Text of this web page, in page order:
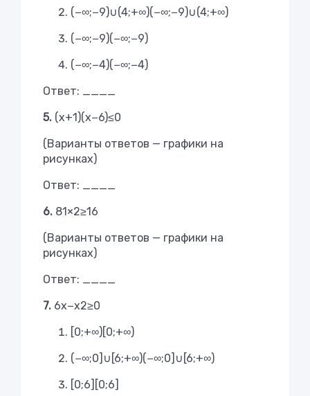
(−∞;−9)∪(4;+∞)(−∞;−9)∪(4;+∞)
(−∞;−9)(−∞;−9)
(−∞;−4)(−∞;−4)
Ответ: ____
5. (x+1)(x−6)≤0
(Варианты ответов — графики на
рисунках)
Ответ: ____
6. 81×2≥16
(Варианты ответов — графики на
рисунках)
Ответ: ____
7. 6x−x2≥0
[0;+∞)[0;+∞)
(−∞;0]∪[6;+∞)(−∞;0] ∪ [6;+∞)
[0;6] [0;6]